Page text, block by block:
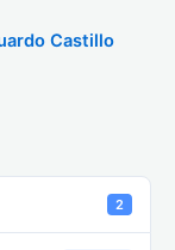
Castillo
2